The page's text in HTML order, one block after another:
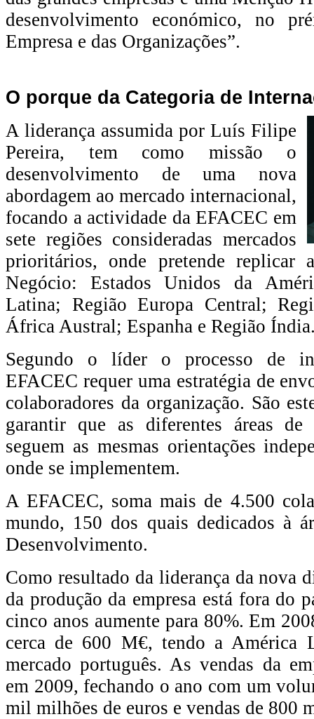
desenvolvimento económico, no
Empresa e das Organizações”.
O porque da Categoria de
A liderança assumida por Luís Filipe
Pereira, tem como missão o
desenvolvimento de uma nova
abordagem ao mercado internacional,
focando a actividade da EFACEC em
sete regiões consideradas mercados
prioritários, onde pretende replicar
Negócio: Estados Unidos da
Latina; Região Europa Central;
África Austral; Espanha e Região
Segundo o líder o processo de
EFACEC requer uma estratégia de
colaboradores da organização. São
garantir que as diferentes áreas de
seguem as mesmas orientações
onde se implementem.
A EFACEC, soma mais de 4.500
mundo, 150 dos quais dedicados à
Desenvolvimento.
Como resultado da liderança da nova
da produção da empresa está fora do
cinco anos aumente para 80%. Em
cerca de 600 M€, tendo a América
mercado português. As vendas da
em 2009, fechando o ano com um
mil milhões de euros e vendas de 800